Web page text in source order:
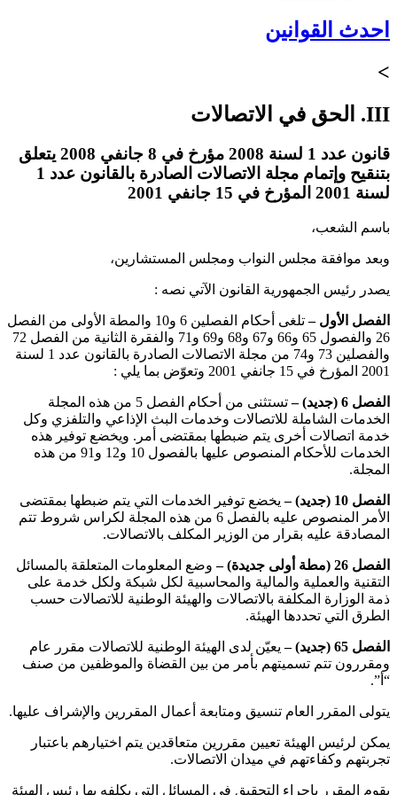
احدث القوانين
>
III. الحق في الاتصالات
قانون عدد 1 لسنة 2008 مؤرخ في 8 جانفي 2008 يتعلق
بتنقيح وإتمام مجلة الاتصالات الصادرة بالقانون عدد 1
لسنة 2001 المؤرخ في 15 جانفي 2001
باسم الشعب،
وبعد موافقة مجلس النواب ومجلس المستشارين،
يصدر رئيس الجمهورية القانون الآتي نصه :
الفصل الأول –
تلغى أحكام الفصلين 6 و10 والمطة الأولى من الفصل
26 والفصول 65 و66 و67 و68 و69 و71 والفقرة الثانية من الفصل 72
والفصلين 73 و74 من مجلة الاتصالات الصادرة بالقانون عدد 1 لسنة
2001 المؤرخ في 15 جانفي 2001 وتعوّض بما يلي :
الفصل 6 (جديد) –
تستثنى من أحكام الفصل 5 من هذه المجلة
الخدمات الشاملة للاتصالات وخدمات البث الإذاعي والتلفزي وكل
خدمة اتصالات أخرى يتم ضبطها بمقتضى أمر. ويخضع توفير هذه
الخدمات للأحكام المنصوص عليها بالفصول 10 و12 و91 من هذه
المجلة.
الفصل 10 (جديد) –
يخضع توفير الخدمات التي يتم ضبطها بمقتضى
الأمر المنصوص عليه بالفصل 6 من هذه المجلة لكراس شروط تتم
المصادقة عليه بقرار من الوزير المكلف بالاتصالات.
الفصل 26 (مطة أولى جديدة) –
وضع المعلومات المتعلقة بالمسائل
التقنية والعملية والمالية والمحاسبية لكل شبكة ولكل خدمة على
ذمة الوزارة المكلفة بالاتصالات والهيئة الوطنية للاتصالات حسب
الطرق التي تحددها الهيئة.
الفصل 65 (جديد) –
يعيّن لدى الهيئة الوطنية للاتصالات مقرر عام
ومقررون تتم تسميتهم بأمر من بين القضاة والموظفين من صنف
“أ”.
يتولى المقرر العام تنسيق ومتابعة أعمال المقررين والإشراف عليها.
يمكن لرئيس الهيئة تعيين مقررين متعاقدين يتم اختيارهم باعتبار
تجربتهم وكفاءتهم في ميدان الاتصالات.
يقوم المقرر بإجراء التحقيق في المسائل التي يكلفه بها رئيس الهيئة